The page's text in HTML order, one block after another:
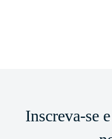
Inscreva-se